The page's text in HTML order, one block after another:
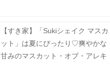
【すき家】「Sukiシェイク マスカ
ット」は夏にぴったり♡爽やかな
甘みのマスカット・オブ・アレキ